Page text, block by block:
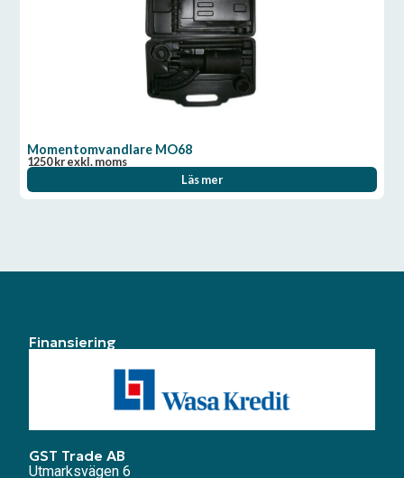
Momentomvandlare MO68
1250krexkl. moms
Läs mer
Finansiering
GST Trade AB
Utmarksvägen 6